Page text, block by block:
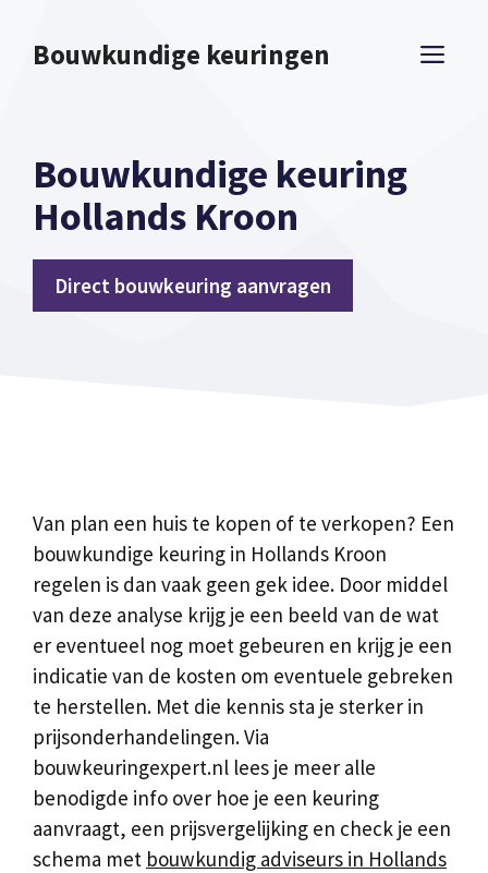
naarBouwkundige keuringen
Bouwkundige keuring
Hollands Kroon
Direct bouwkeuring aanvragen
Van plan een huis te kopen of te verkopen? Een
bouwkundige keuring in Hollands Kroon
regelen is dan vaak geen gek idee. Door middel
van deze analyse krijg je een beeld van de wat
er eventueel nog moet gebeuren en krijg je een
indicatie van de kosten om eventuele gebreken
te herstellen. Met die kennis sta je sterker in
prijsonderhandelingen. Via
bouwkeuringexpert.nl lees je meer alle
benodigde info over hoe je een keuring
aanvraagt, een prijsvergelijking en check je een
schema met bouwkundig adviseurs in Hollands